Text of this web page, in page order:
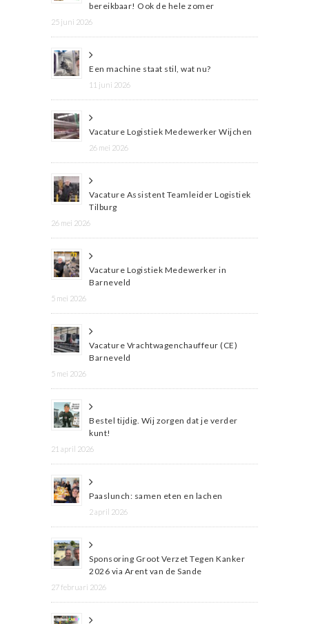
bereikbaar! Ook de hele zomer
25 juni 2026
Een machine staat stil, wat nu?
11 juni 2026
Vacature Logistiek Medewerker Wijchen
26 mei 2026
Vacature Assistent Teamleider Logistiek
Tilburg
26 mei 2026
Vacature Logistiek Medewerker in
Barneveld
5 mei 2026
Vacature Vrachtwagenchauffeur (CE)
Barneveld
5 mei 2026
Bestel tijdig. Wij zorgen dat je verder
kunt!
21 april 2026
Paaslunch: samen eten en lachen
2 april 2026
Sponsoring Groot Verzet Tegen Kanker
2026 via Arent van de Sande
27 februari 2026